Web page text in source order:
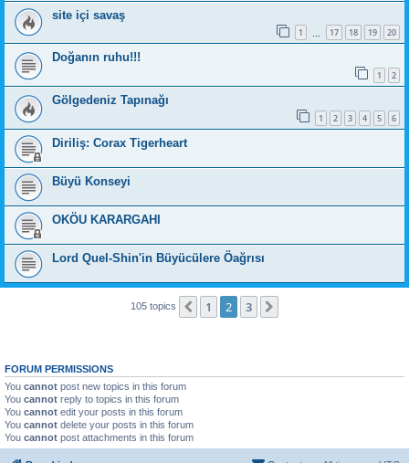
site içi savaş
1 17 18 19 20
Doğanın ruhu!!!
1 2
Gölgedeniz Tapınağı
1 2 3 4 5 6
Diriliş: Corax Tigerheart
Büyü Konseyi
OKÖU KARARGAHI
Lord Quel-Shin'in Büyücülere Öağrısı
105 topics Previous
1 2 3
FORUM PERMISSIONS
You cannot post new topics in this forum
You cannot reply to topics in this forum
You cannot edit your posts in this forum
You cannot delete your posts in this forum
You cannot post attachments in this forum